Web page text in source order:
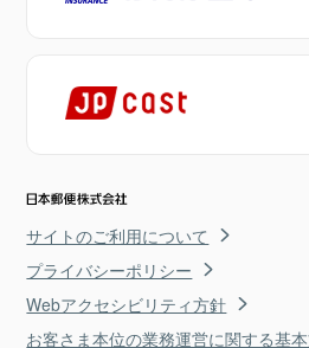
サイトのご利用について
プライバシーポリシー
Webアクセシビリティ方針
お客さま本位の業務運営に関する基